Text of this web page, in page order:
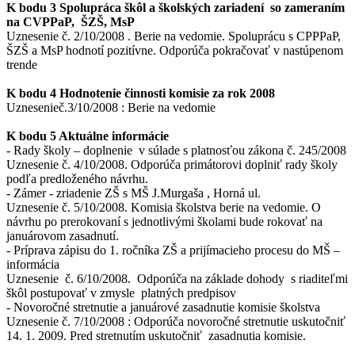
K bodu 3 Spolupráca škôl a školských zariadení so zameraním
na CVPPaP, ŠZŠ, MsP
Uznesenie č. 2/10/2008 . Berie na vedomie. Spoluprácu s CPPPaP,
ŠZŠ a MsP hodnotí pozitívne. Odporúča pokračovať v nastúpenom
trende
K bodu 4 Hodnotenie činnosti komisie za rok 2008
Uznesenieč.3/10/2008 : Berie na vedomie
K bodu 5 Aktuálne informácie
- Rady školy – doplnenie v súlade s platnosťou zákona č. 245/2008
Uznesenie č. 4/10/2008. Odporúča primátorovi doplniť rady školy
podľa predloženého návrhu.
- Zámer - zriadenie ZŠ s MŠ J.Murgaša , Horná ul.
Uznesenie č. 5/10/2008. Komisia školstva berie na vedomie. O
návrhu po prerokovaní s jednotlivými školami bude rokovať na
januárovom zasadnutí.
- Príprava zápisu do 1. ročníka ZŠ a prijímacieho procesu do MŠ –
informácia
Uznesenie č. 6/10/2008. Odporúča na základe dohody s riaditeľmi
škôl postupovať v zmysle platných predpisov
- Novoročné stretnutie a januárové zasadnutie komisie školstva
Uznesenie č. 7/10/2008 : Odporúča novoročné stretnutie uskutočniť
14. 1. 2009. Pred stretnutím uskutočniť zasadnutia komisie.